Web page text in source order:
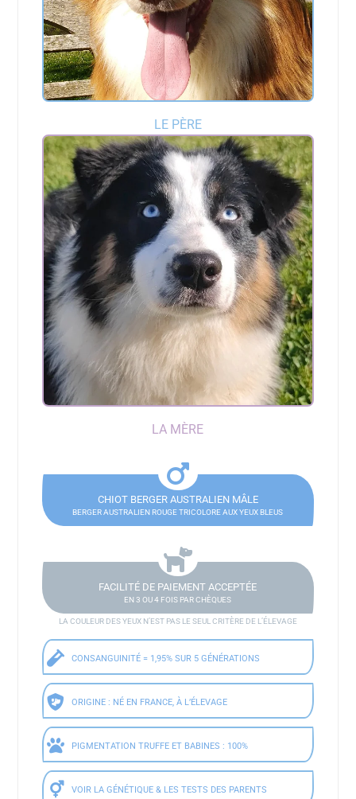
LE PÈRE
LA MÈRE
CHIOT BERGER AUSTRALIEN MÂLE
BERGER AUSTRALIEN ROUGE TRICOLORE AUX YEUX BLEUS
FACILITÉ DE PAIEMENT ACCEPTÉE
EN 3 OU 4 FOIS PAR CHÈQUES
LA COULEUR DES YEUX N’EST PAS LE SEUL CRITÈRE DE L’ÉLEVAGE
CONSANGUINITÉ = 1,95% SUR 5 GÉNÉRATIONS
ORIGINE : NÉ EN FRANCE, À L’ÉLEVAGE
PIGMENTATION TRUFFE ET BABINES : 100%
VOIR LA GÉNÉTIQUE & LES TESTS DES PARENTS